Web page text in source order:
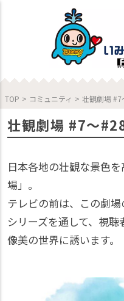
TOP > コミュニティ > 壮観劇場 #7
壮観劇場 #7〜
日本各地の壮観な景色
場」。
テレビの前は、この劇場
シリーズを通して、視
像美の世界に誘います。